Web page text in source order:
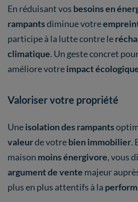
En réduisant vos besoins en
rampantsdiminue votre
participe à la lutte contre le
climatique. Un geste concret
améliore votreimpact
Valoriser votre propriété
Uneisolation des rampants
valeurde votrebien immobilier.
maison moins énergivore, vous
argument de vente majeur
plus en plus attentifs à la